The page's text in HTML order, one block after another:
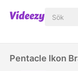
Pentacle Ikon